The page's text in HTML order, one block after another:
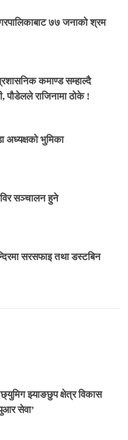
७७ जनाको श्रम
कमाण्ड सम्हाल्दै
पौडेलले राजिनामा ठोके !
अध्यक्षको भुमिका
सञ्चालन हुने
सरसफाइ तथा डस्टबिन
झ्याङछुप क्षेत्र विकास
सेवा’